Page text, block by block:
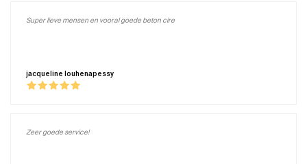
jacqueline louhenapessy
Super lieve mensen en vooral goede beton cire
Zeer goede service!